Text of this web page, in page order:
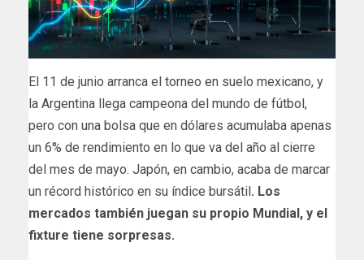
El 11 de junio arranca el torneo en suelo mexicano, y
la Argentina llega campeona del mundo de fútbol,
pero con una bolsa que en dólares acumulaba apenas
un 6% de rendimiento en lo que va del año al cierre
del mes de mayo. Japón, en cambio, acaba de marcar
un récord histórico en su índice bursátil. Los
mercados también juegan su propio Mundial, y el
fixture tiene sorpresas.